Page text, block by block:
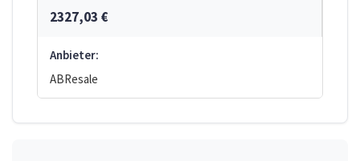
2327,03 €
Anbieter:
ABResale